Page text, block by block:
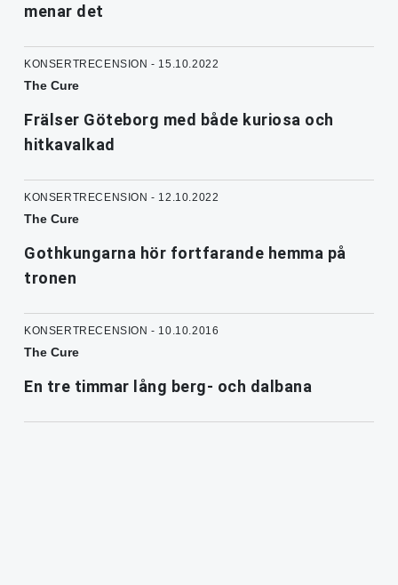
menar det
KONSERTRECENSION - 15.10.2022
The Cure
Frälser Göteborg med både kuriosa och
hitkavalkad
KONSERTRECENSION - 12.10.2022
The Cure
Gothkungarna hör fortfarande hemma på
tronen
KONSERTRECENSION - 10.10.2016
The Cure
En tre timmar lång berg- och dalbana